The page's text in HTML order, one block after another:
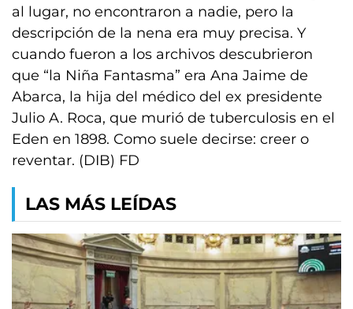
al lugar, no encontraron a nadie, pero la
descripción de la nena era muy precisa. Y
cuando fueron a los archivos descubrieron
que “la Niña Fantasma” era Ana Jaime de
Abarca, la hija del médico del ex presidente
Julio A. Roca, que murió de tuberculosis en el
Eden en 1898. Como suele decirse: creer o
reventar. (DIB) FD
LAS MÁS LEÍDAS